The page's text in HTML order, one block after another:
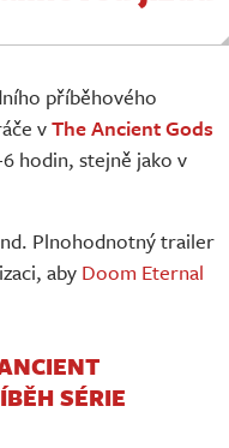
příběhového
vThe Ancient Gods
hodin, stejně jako v
Plnohodnotný trailer
aby Doom Eternal
SÉRIE